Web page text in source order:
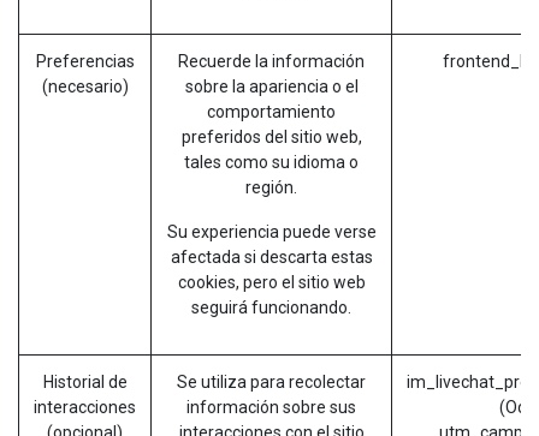
Preferencias
(necesario)
Recuerde la información
sobre la apariencia o el
comportamiento
preferidos del sitio web,
tales como su idioma o
región.
Su experiencia puede verse
afectada si descarta estas
cookies, pero el sitio web
seguirá funcionando.
Historial de
interacciones
(opcional)
Se utiliza para recolectar
información sobre sus
interacciones con el sitio